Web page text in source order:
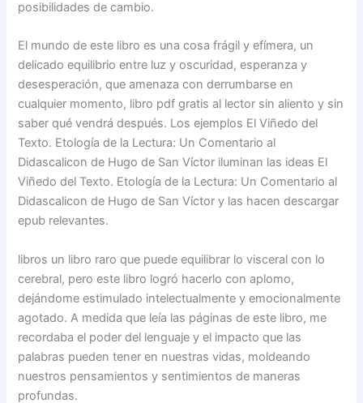
posibilidades de cambio.
El mundo de este libro es una cosa frágil y efímera, un
delicado equilibrio entre luz y oscuridad, esperanza y
desesperación, que amenaza con derrumbarse en
cualquier momento, libro pdf gratis al lector sin aliento y sin
saber qué vendrá después. Los ejemplos El Viñedo del
Texto. Etología de la Lectura: Un Comentario al
Didascalicon de Hugo de San Víctor iluminan las ideas El
Viñedo del Texto. Etología de la Lectura: Un Comentario al
Didascalicon de Hugo de San Víctor y las hacen descargar
epub relevantes.
libros un libro raro que puede equilibrar lo visceral con lo
cerebral, pero este libro logró hacerlo con aplomo,
dejándome estimulado intelectualmente y emocionalmente
agotado. A medida que leía las páginas de este libro, me
recordaba el poder del lenguaje y el impacto que las
palabras pueden tener en nuestras vidas, moldeando
nuestros pensamientos y sentimientos de maneras
profundas.